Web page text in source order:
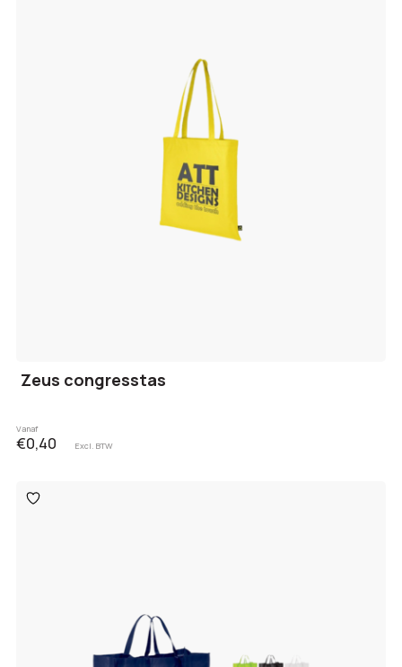
Zeus congresstas
Vanaf
€0,40 Excl. BTW
Toevoegen
aan